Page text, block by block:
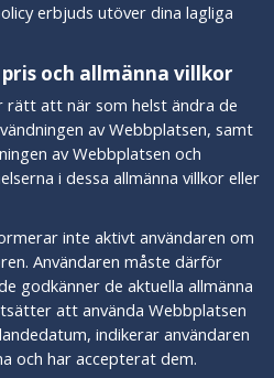
erbjuds utöver dina lagliga
och allmänna villkor
rätt att när som helst ändra de
av Webbplatsen, samt
av Webbplatsen och
i dessa allmänna villkor eller
inte aktivt användaren om
Användaren måste därför
godkänner de aktuella allmänna
att använda Webbplatsen
indikerar användaren
och har accepterat dem.